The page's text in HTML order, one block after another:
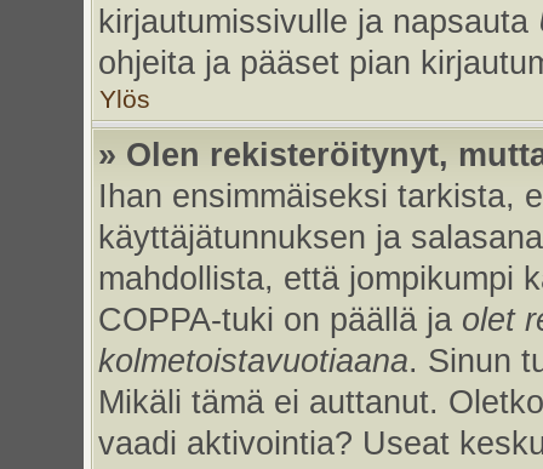
kirjautumissivulle ja napsauta
ohjeita ja pääset pian
Ylös
» Olen rekisteröitynyt,
Ihan ensimmäiseksi tarkista,
käyttäjätunnuksen ja
mahdollista, että jompikumpi
COPPA-tuki on päällä ja olet
kolmetoistavuotiaana. Sinun
Mikäli tämä ei auttanut.
vaadi aktivointia? Useat